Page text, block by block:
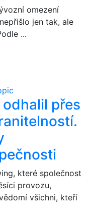
omezení
jen tak, ale
...
přes
které společnost
provozu,
všichni, kteří